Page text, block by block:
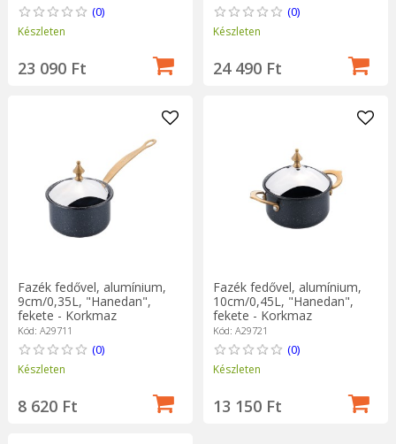
(0)
Készleten
23 090 Ft
(0)
Készleten
24 490 Ft
Fazék fedővel, alumínium,
9cm/0,35L, "Hanedan",
fekete - Korkmaz
Kód: A29711
(0)
Készleten
8 620 Ft
Fazék fedővel, alumínium,
10cm/0,45L, "Hanedan",
fekete - Korkmaz
Kód: A29721
(0)
Készleten
13 150 Ft